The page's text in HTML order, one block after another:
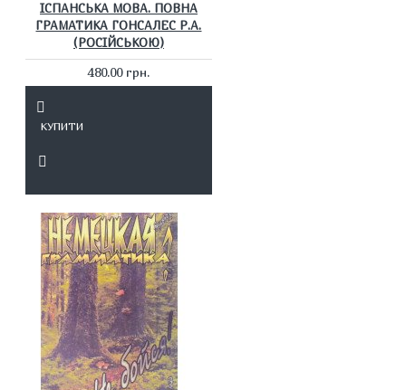
ІСПАНСЬКА МОВА. ПОВНА
ГРАМАТИКА ГОНСАЛЕС Р.А.
(РОСІЙСЬКОЮ)
480.00 грн.
КУПИТИ